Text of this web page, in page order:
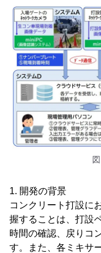
1. 開発の背景
コンクリート打設に
握することは、打設
時間の確認、戻りコ
す。また、各ミキサ